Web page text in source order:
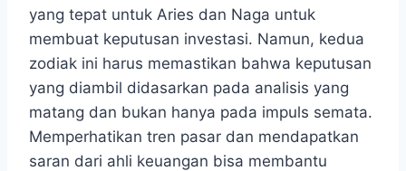
yang tepat untuk Aries dan Naga untuk
membuat keputusan investasi. Namun, kedua
zodiak ini harus memastikan bahwa keputusan
yang diambil didasarkan pada analisis yang
matang dan bukan hanya pada impuls semata.
Memperhatikan tren pasar dan mendapatkan
saran dari ahli keuangan bisa membantu